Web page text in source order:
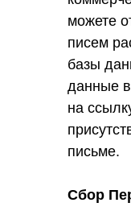
можете
писем
базы
данные
на
письме.
Сбор